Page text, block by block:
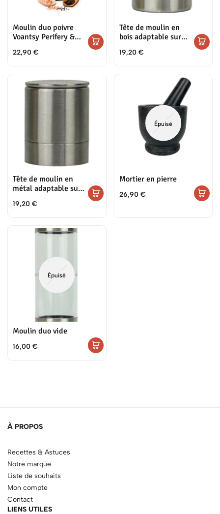
Moulin duo poivre
Voantsy Perifery &
l’Himalaya
22,90 €
Tête de moulin en
bois adaptable sur
sels
19,20 €
Tête de moulin en
métal adaptable sur
sels
19,20 €
Épuisé
Mortier en pierre
26,90 €
Épuisé
Moulin duo vide
16,00 €
À PROPOS
Recettes & Astuces
Notre marque
Liste de souhaits
Mon compte
Contact
LIENS UTILES